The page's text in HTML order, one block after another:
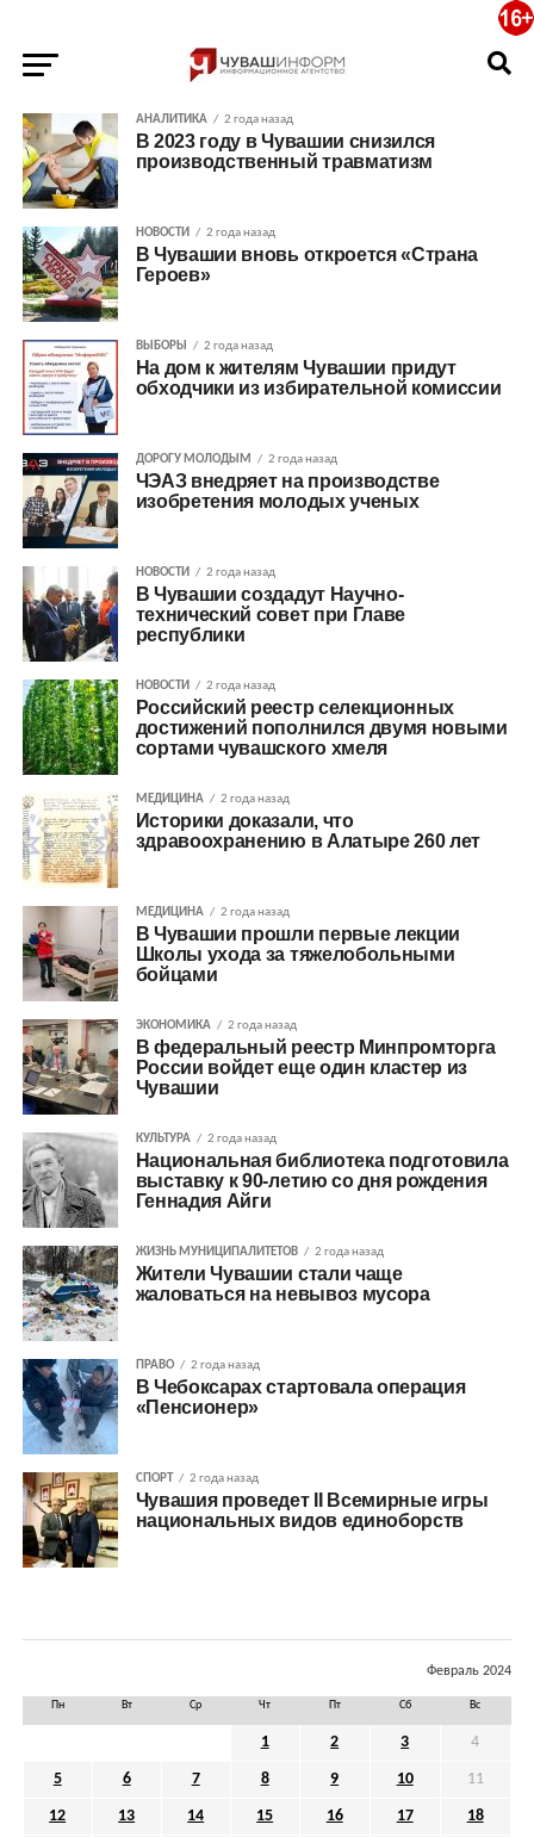
АНАЛИТИКА 2 года назад
В 2023 году в Чувашии снизился
производственный травматизм
НОВОСТИ 2 года назад
В Чувашии вновь откроется «Страна
Героев»
ВЫБОРЫ 2 года назад
На дом к жителям Чувашии придут
обходчики из избирательной комиссии
ДОРОГУ МОЛОДЫМ 2 года назад
ЧЭАЗ внедряет на производстве
изобретения молодых ученых
НОВОСТИ 2 года назад
В Чувашии создадут Научно-
технический совет при Главе
республики
НОВОСТИ 2 года назад
Российский реестр селекционных
достижений пополнился двумя новыми
сортами чувашского хмеля
МЕДИЦИНА 2 года назад
Историки доказали, что
здравоохранению в Алатыре 260 лет
МЕДИЦИНА 2 года назад
В Чувашии прошли первые лекции
Школы ухода за тяжелобольными
бойцами
ЭКОНОМИКА 2 года назад
В федеральный реестр Минпромторга
России войдет еще один кластер из
Чувашии
КУЛЬТУРА 2 года назад
Национальная библиотека подготовила
выставку к 90-летию со дня рождения
Геннадия Айги
ЖИЗНЬ МУНИЦИПАЛИТЕТОВ 2 года назад
Жители Чувашии стали чаще
жаловаться на невывоз мусора
ПРАВО 2 года назад
В Чебоксарах стартовала операция
«Пенсионер»
СПОРТ 2 года назад
Чувашия проведет II Всемирные игры
национальных видов единоборств
Февраль 2024
Пн Вт Ср Чт Пт Сб Вс
1 2 3 4
5 6 7 8 9 10 11
12 13 14 15 16 17 18